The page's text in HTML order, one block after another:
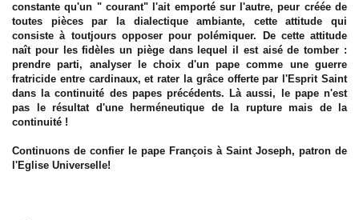
constante qu'un " courant" l'ait emporté sur l'autre, peur créée de
toutes pièces par la dialectique ambiante, cette attitude qui
consiste à toutjours opposer pour polémiquer. De cette attitude
naît pour les fidèles un piège dans lequel il est aisé de tomber :
prendre parti, analyser le choix d'un pape comme une guerre
fratricide entre cardinaux, et rater la grâce offerte par l'Esprit Saint
dans la continuité des papes précédents. Là aussi, le pape n'est
pas le résultat d'une herméneutique de la rupture mais de la
continuité !
Continuons de confier le pape François à Saint Joseph, patron de
l'Eglise Universelle!